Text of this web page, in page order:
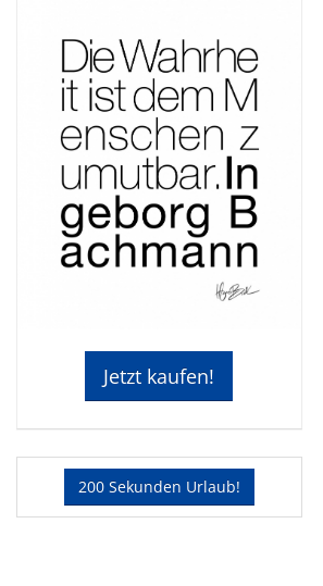
Jetzt kaufen!
200 Sekunden Urlaub!